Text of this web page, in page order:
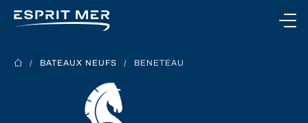
NOS BATEAUX
Ouvrir le menu
BATEAUX NEUFS BENETEAU